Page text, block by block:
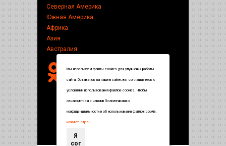
Северная Америка
Южная Америка
Африка
Азия
Австралия
Мы используем файлы cookies для улучшения работы
сайта. Оставаясь на нашем сайте, вы соглашаетесь с
условиями использования файлов cookies. Чтобы
ознакомиться с нашими Положениями о
конфиденциальности и об использовании файлов cookie,
нажмите здесь.
Я
сог